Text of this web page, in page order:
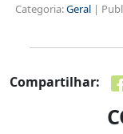
Categoria:Geral |
Compartilhar: